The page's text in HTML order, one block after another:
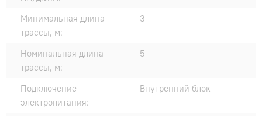
Минимальная длина
трассы, м:
3
Номинальная длина
трассы, м:
5
Подключение
электропитания:
Внутренний блок